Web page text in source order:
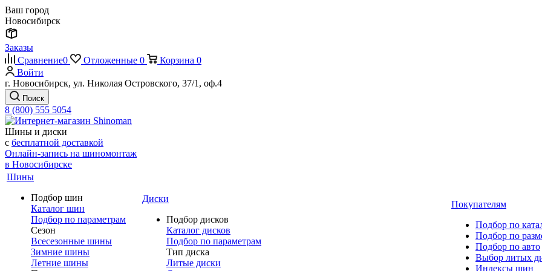
Ваш город
Новосибирск
Заказы
Сравнение0 Отложенные 0 Корзина 0
Войти
г. Новосибирск, ул. Николая Островского, 37/1, оф.4
Поиск
8 (800) 555 5054
Шины и диски
с бесплатной доставкой
Онлайн-запись на шиномонтаж
в Новосибирске
Шины
Подбор шин
Каталог шин
Подбор по параметрам
Сезон
Всесезонные шины
Зимние шины
Летние шины
Диски
Подбор дисков
Каталог дисков
Подбор по параметрам
Тип диска
Литые диски
Покупателям
Подбор по
Подбор по
Подбор по авто
Выбор литых
Индексы шин